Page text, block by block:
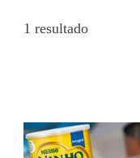
1 resultado